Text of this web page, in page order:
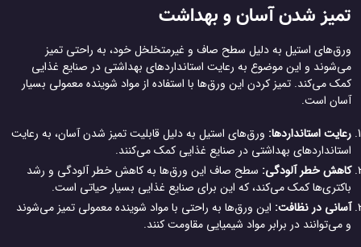
تمیز شدن آسان و بهداشت
ورق‌های استیل به دلیل سطح صاف و غیرمتخلخل خود، به راحتی تمیز
می‌شوند و این موضوع به رعایت استانداردهای بهداشتی در صنایع غذایی
کمک می‌کند. تمیز کردن این ورق‌ها با استفاده از مواد شوینده معمولی بسیار
آسان است.
رعایت استانداردها: ورق‌های استیل به دلیل قابلیت تمیز شدن آسان، به رعایت
استانداردهای بهداشتی در صنایع غذایی کمک می‌کنند.
کاهش خطر آلودگی: سطح صاف این ورق‌ها به کاهش خطر آلودگی و رشد
باکتری‌ها کمک می‌کند، که این برای صنایع غذایی بسیار حیاتی است.
آسانی در نظافت: این ورق‌ها به راحتی با مواد شوینده معمولی تمیز می‌شوند
و می‌توانند در برابر مواد شیمیایی مقاومت کنند.